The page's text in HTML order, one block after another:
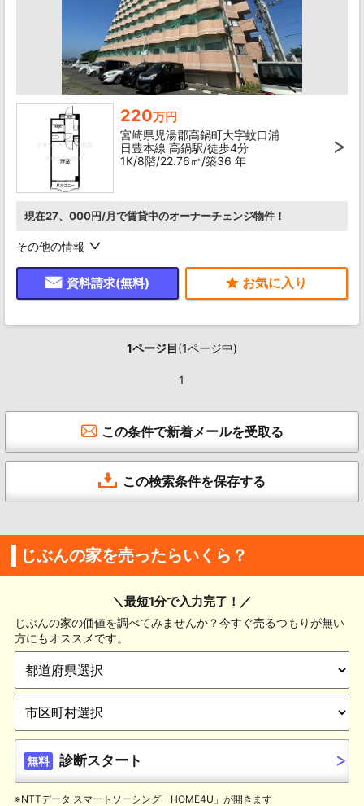
220万円
宮崎県児湯郡高鍋町大字蚊口浦
日豊本線 高鍋駅/徒歩4分
1K/8階/22.76㎡/築36 年
現在27、000円/月で賃貸中のオーナーチェンジ物件！
その他の情報
資料請求(無料)
1ページ目(1ページ中)
1
この条件で新着メールを受取る
この検索条件を保存する
じぶんの家を売ったらいくら？
＼最短1分で入力完了！／
じぶんの家の価値を調べてみませんか？今すぐ売るつもりが無い
方にもオススメです。
無料 診断スタート
※NTTデータ スマートソーシング「HOME4U」が開きます